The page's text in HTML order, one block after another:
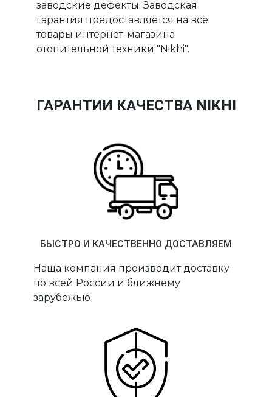
заводские дефекты. Заводская
гарантия предоставляется на все
товары интернет-магазина
отопительной техники "Nikhi".
ГАРАНТИИ КАЧЕСТВА NIKHI
БЫСТРО И КАЧЕСТВЕННО ДОСТАВЛЯЕМ
Наша компания производит доставку
по всей России и ближнему
зарубежью